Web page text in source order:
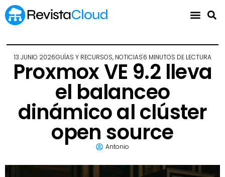
13 JUNIO 2026GUÍAS Y RECURSOS, NOTICIAS6 MINUTOS DE LECTURA
Proxmox VE 9.2 lleva
el balanceo
dinámico al clúster
open source
Antonio